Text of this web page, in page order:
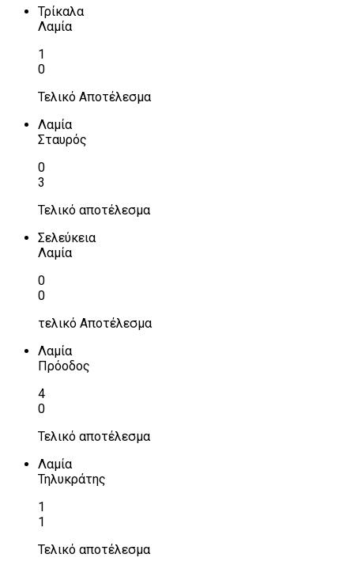
Τρίκαλα
Λαμία
1
0
Τελικό Αποτέλεσμα
Λαμία
Σταυρός
0
3
Τελικό αποτέλεσμα
Σελεύκεια
Λαμία
0
0
τελικό Αποτέλεσμα
Λαμία
Πρόοδος
4
0
Τελικό αποτέλεσμα
Λαμία
Τηλυκράτης
1
1
Τελικό αποτέλεσμα